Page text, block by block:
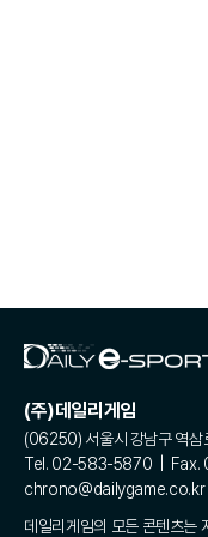
(주)데일리게임
(06250) 서울시 강남구 역삼
Tel. 02-583-5870 | Fax.
chrono@dailygame.co.kr
데일리게임의 모든 콘텐츠는